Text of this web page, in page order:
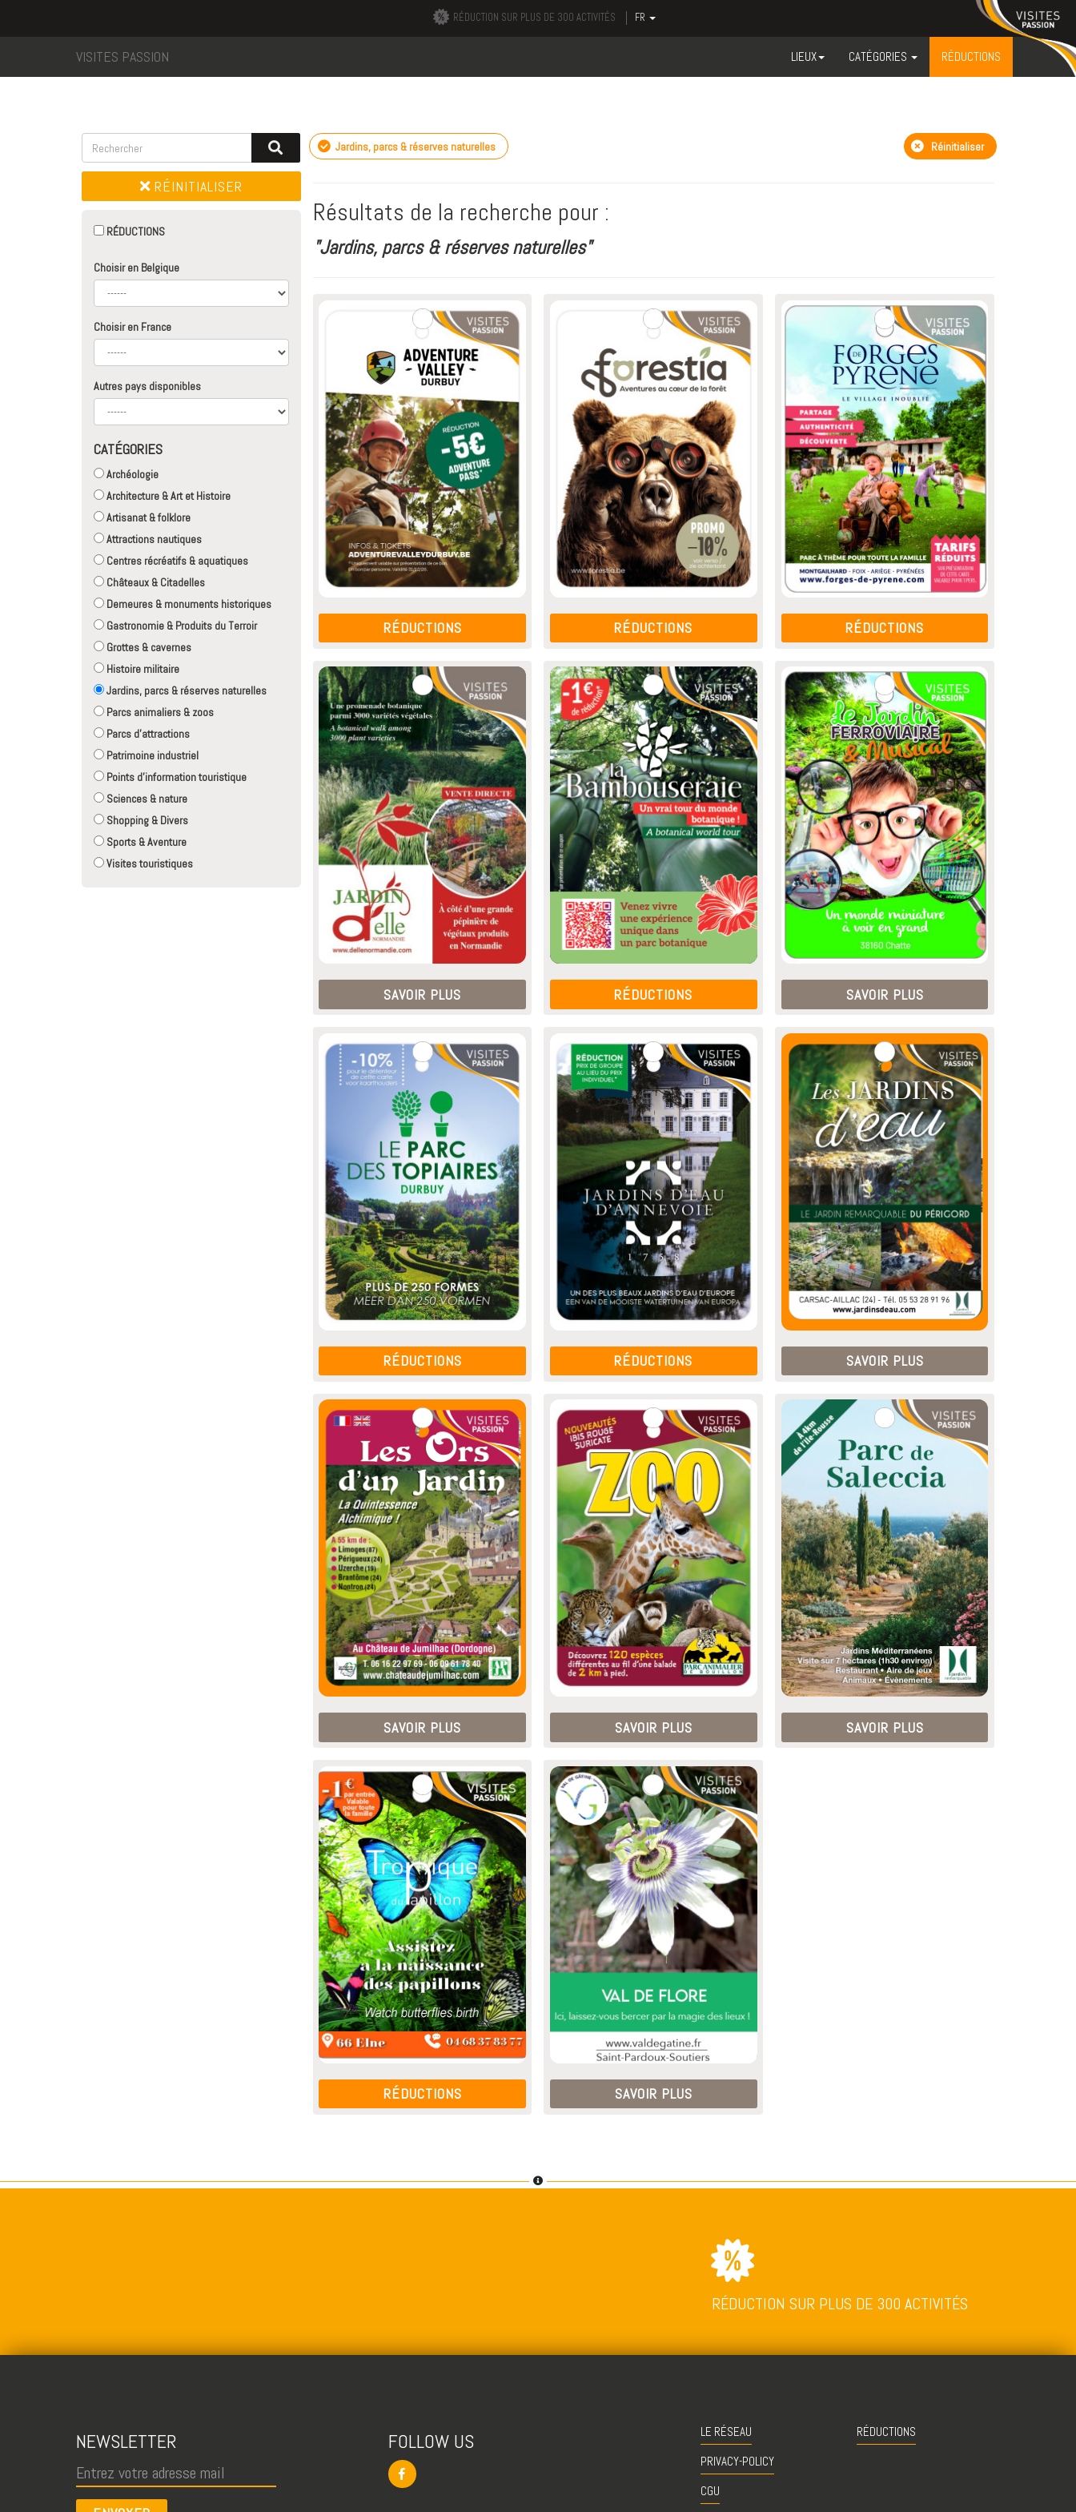
RÉDUCTION SUR PLUS DE 300 ACTIVITÉS FR
VISITES PASSION LIEUX CATÉGORIES RÉDUCTIONS
RÉINITIALISER
RÉDUCTIONS
Choisir en Belgique
Choisir en France
Autres pays disponibles
CATÉGORIES
Archéologie
Architecture & Art et Histoire
Artisanat & folklore
Attractions nautiques
Centres récréatifs & aquatiques
Châteaux & Citadelles
Demeures & monuments historiques
Gastronomie & Produits du Terroir
Grottes & cavernes
Histoire militaire
Jardins, parcs & réserves naturelles
Parcs animaliers & zoos
Parcs d'attractions
Patrimoine industriel
Points d'information touristique
Sciences & nature
Shopping & Divers
Sports & Aventure
Visites touristiques
Jardins, parcs & réserves naturelles Réinitialiser
Résultats de la recherche pour :
"Jardins, parcs & réserves naturelles"
RÉDUCTIONS RÉDUCTIONS RÉDUCTIONS
SAVOIR PLUS RÉDUCTIONS SAVOIR PLUS
RÉDUCTIONS RÉDUCTIONS SAVOIR PLUS
SAVOIR PLUS SAVOIR PLUS SAVOIR PLUS
RÉDUCTIONS SAVOIR PLUS
RÉDUCTION SUR PLUS DE 300 ACTIVITÉS
NEWSLETTER FOLLOW US
LE RÉSEAU
PRIVACY-POLICY
CGU
RÉDUCTIONS